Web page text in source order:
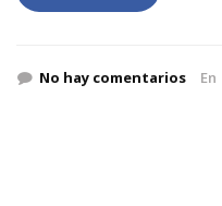
No hay comentarios En